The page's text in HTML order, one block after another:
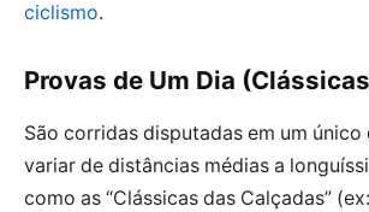
ciclismo.
Provas de Um Dia
São corridas disputadas em um único
variar de distâncias médias a
como as “Clássicas das Calçadas”